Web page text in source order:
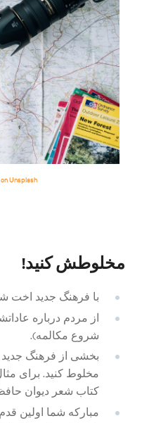
Unsplash
مخلوطش کنید!
با فرهنگ جدید اخت
از مردم درباره
شروع مکالمه).
بخشی از فرهنگ جدید
مخلوط کنید. برای
کتاب شعر دیوان حافظ
مبارکه شما اولین